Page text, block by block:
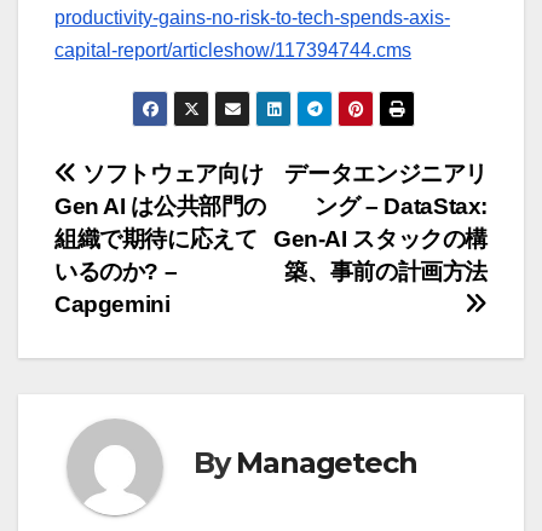
productivity-gains-no-risk-to-tech-spends-axis-
capital-report/articleshow/117394744.cms
投
稿
ナ
ビ
ー
シ
データエンジニアリ
ング – DataStax:
Gen-AI スタックの構
築、事前の計画方法
ソフトウェア向け
Gen AI は公共部門の
組織で期待に応えて
いるのか? –
Capgemini
ByManagetech